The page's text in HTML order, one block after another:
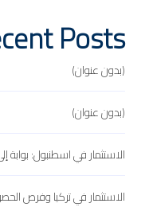
Posts
(بدون عنوان)
(بدون عنوان)
الاستثمار في اسطنبول: بوابة
الاستثمار في تركيا وفرص